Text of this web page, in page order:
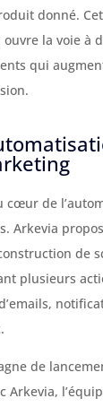
donné.
la voie à
qui
cœur de
Arkevia
de
plusieurs
de
Arkevia,